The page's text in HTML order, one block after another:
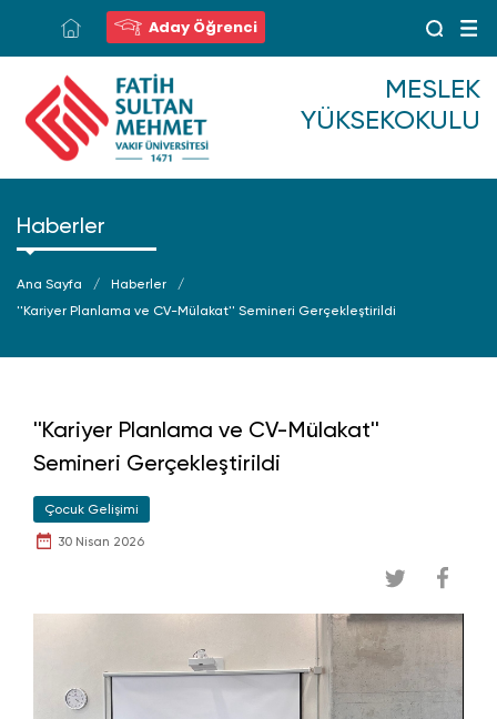
Aday Öğrenci
MESLEK
YÜKSEKOKULU
Haberler
Ana Sayfa
Haberler
''Kariyer Planlama ve CV-Mülakat'' Semineri Gerçekleştirildi
''Kariyer Planlama ve CV-Mülakat''
Semineri Gerçekleştirildi
Çocuk Gelişimi
30 Nisan 2026